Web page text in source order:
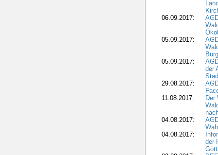
06.09.2017:
05.09.2017:
05.09.2017:
der
29.08.2017:
11.08.2017:
Der
04.08.2017:
04.08.2017:
der